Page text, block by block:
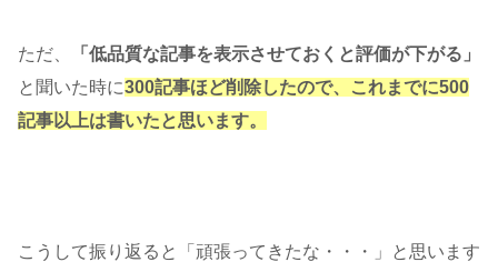
ただ、
「低品質な記事を表示させておくと評価が下がる」
と聞いた時に300記事ほど削除したので、これまでに500
記事以上は書いたと思います。
こうして振り返ると「頑張ってきたな・・・」と思います